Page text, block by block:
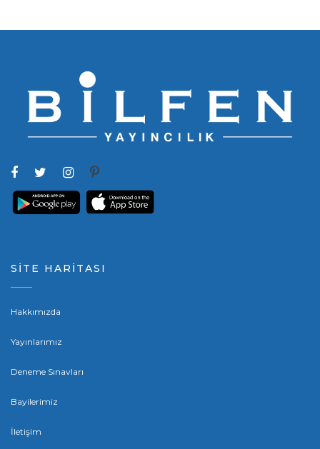
SİTE HARİTASI
Hakkımızda
Yayınlarımız
Deneme Sınavları
Bayilerimiz
İletişim